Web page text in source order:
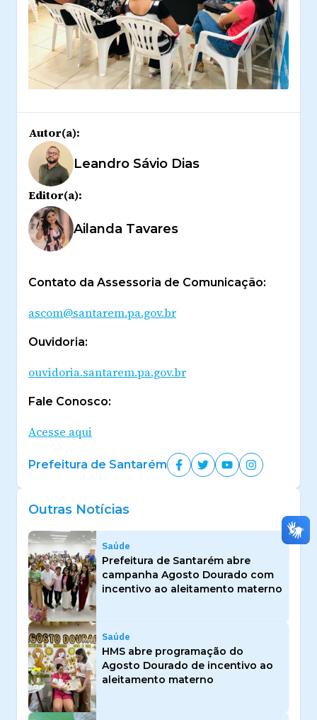
Autor(a):
Leandro Sávio Dias
Editor(a):
Ailanda Tavares
Contato da Assessoria de Comunicação:
ascom@santarem.pa.gov.br
Ouvidoria:
ouvidoria.santarem.pa.gov.br
Fale Conosco:
Acesse aqui
Prefeitura de Santarém
Outras Notícias
Saúde
Prefeitura de Santarém abre
campanha Agosto Dourado com
incentivo ao aleitamento materno
Saúde
HMS abre programação do
Agosto Dourado de incentivo ao
aleitamento materno